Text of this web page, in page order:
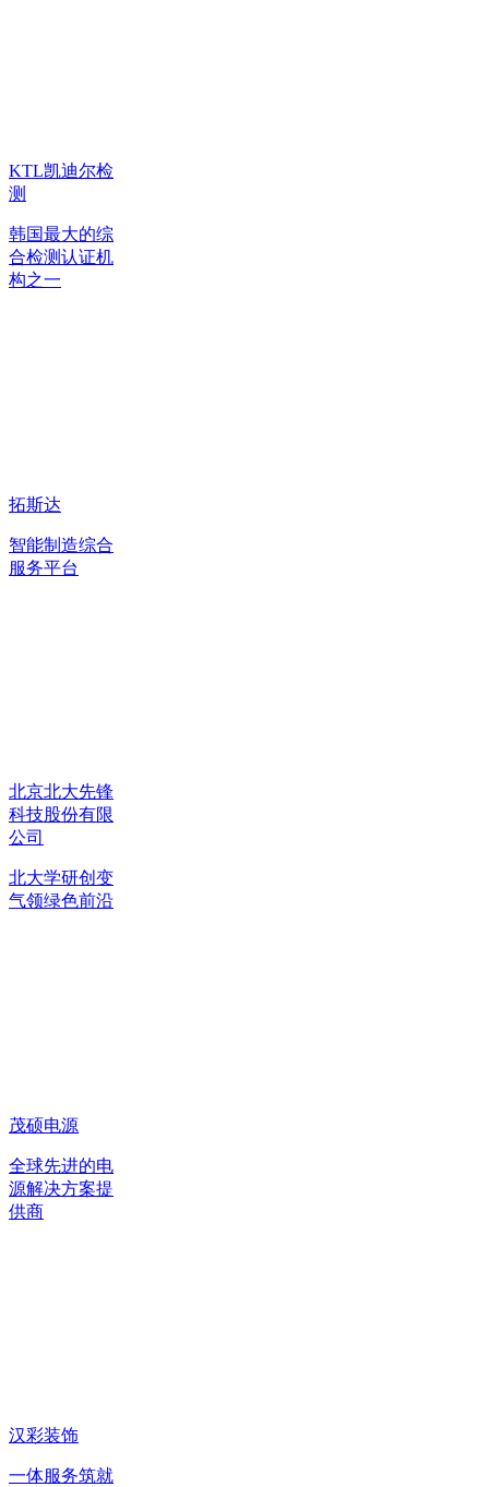
KTL凯迪尔检
测
韩国最大的综
合检测认证机
构之一
拓斯达
智能制造综合
服务平台
北京北大先锋
科技股份有限
公司
北大学研创变
气领绿色前沿
茂硕电源
全球先进的电
源解决方案提
供商
汉彩装饰
一体服务筑就